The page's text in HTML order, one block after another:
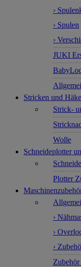
›
› Spulen
›
JUKI
Stricken und
Strick-
Wolle
Schneideplotter
Plotter
›
›
›